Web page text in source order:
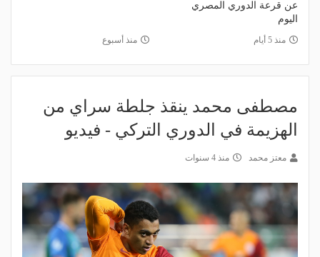
عن قرعة الدوري المصري
اليوم
منذ 5 أيام منذ أسبوع
مصطفى محمد ينقذ جلطة سراي من
الهزيمة في الدوري التركي - فيديو
معتز محمد منذ 4 سنوات